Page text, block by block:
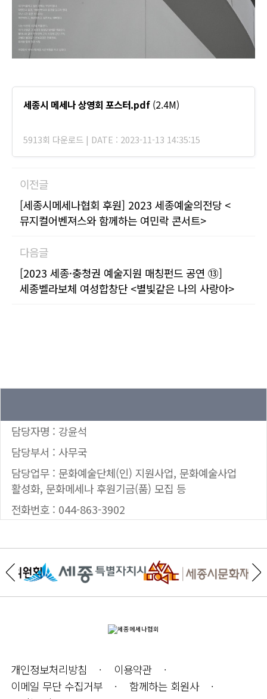
세종시 메세나 상영회 포스터.pdf(2.4M)
5913회 다운로드 | DATE : 2023-11-13 14:35:15
이전글
[세종시메세나협회 후원] 2023 세종예술의전당 <
뮤지컬어벤져스와 함께하는 여민락 콘서트>
다음글
[2023 세종·충청권 예술지원 매칭펀드 공연 ⑬]
세종벨라보체 여성합창단 <별빛같은 나의 사랑아>
담당자명 : 강윤석
담당부서 : 사무국
담당업무 : 문화예술단체(인) 지원사업, 문화예술사업
활성화, 문화메세나 후원기금(품) 모집 등
전화번호 : 044-863-3902
개인정보처리방침
이용약관
이메일 무단 수집거부
함께하는 회원사